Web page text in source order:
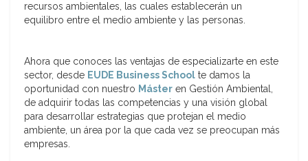
recursos ambientales, las cuales establecerán un
equilibro entre el medio ambiente y las personas.
Ahora que conoces las ventajas de especializarte en este
sector, desde EUDE Business School te damos la
oportunidad con nuestro Máster en Gestión Ambiental,
de adquirir todas las competencias y una visión global
para desarrollar estrategias que protejan el medio
ambiente, un área por la que cada vez se preocupan más
empresas.